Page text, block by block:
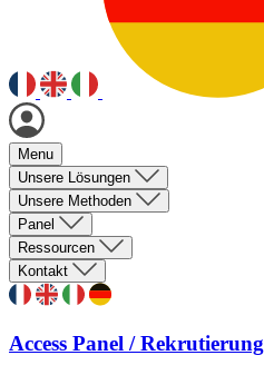
Menu
Unsere Lösungen
Unsere Methoden
Panel
Ressourcen
Kontakt
Access Panel / Rekrutierung